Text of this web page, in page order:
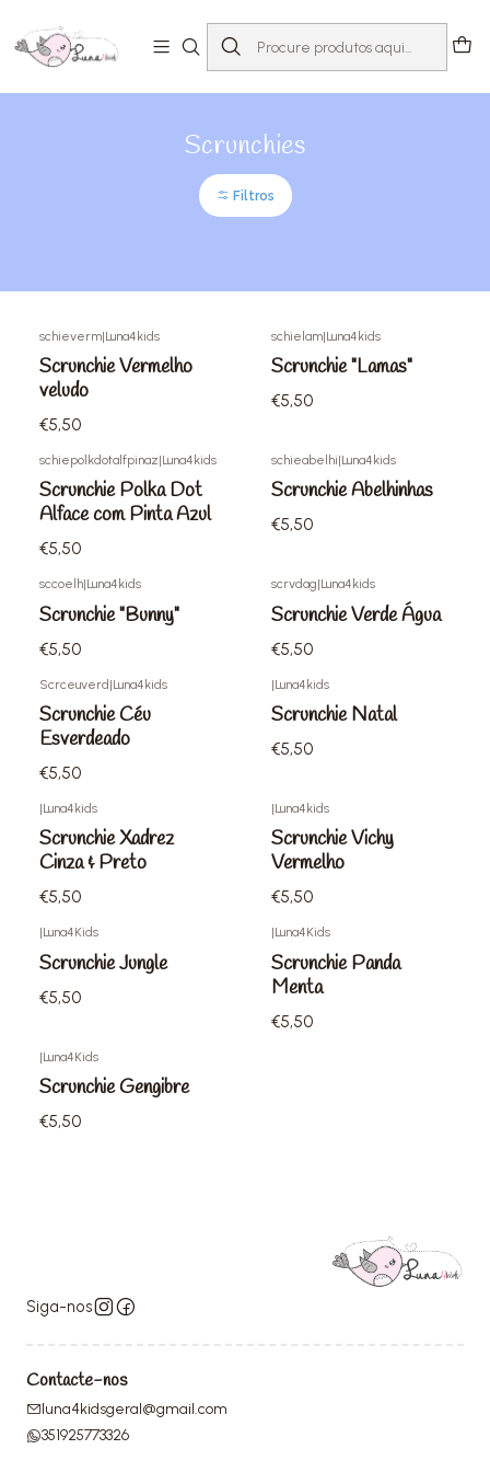
Acessórios Scrunchies
Scrunchies
Filtros
schieverm|Luna4kids
Scrunchie Vermelho
veludo
€5,50
schielam|Luna4kids
Scrunchie "Lamas"
€5,50
schiepolkdotalfpinaz|Luna4kids
Scrunchie Polka Dot
Alface com Pinta Azul
€5,50
schieabelhi|Luna4kids
Scrunchie Abelhinhas
€5,50
sccoelh|Luna4kids
Scrunchie "Bunny"
€5,50
scrvdag|Luna4kids
Scrunchie Verde Água
€5,50
Scrceuverd|Luna4kids
Scrunchie Céu
Esverdeado
€5,50
|Luna4kids
Scrunchie Natal
€5,50
|Luna4kids
Scrunchie Xadrez
Cinza & Preto
€5,50
|Luna4kids
Scrunchie Vichy
Vermelho
€5,50
|Luna4Kids
Scrunchie Jungle
€5,50
|Luna4Kids
Scrunchie Panda
Menta
€5,50
|Luna4Kids
Scrunchie Gengibre
€5,50
Siga-nos
Contacte-nos
luna4kidsgeral@gmail.com
351925773326